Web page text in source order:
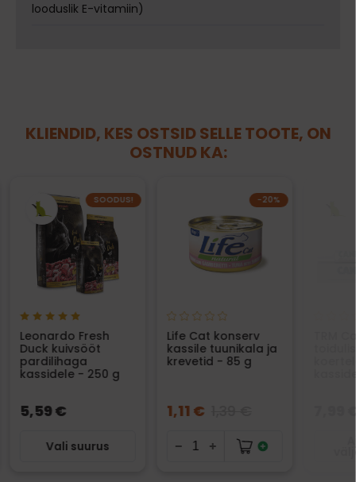
looduslik E-vitamiin)
KLIENDID, KES OSTSID SELLE TOOTE, ON
OSTNUD KA:
SOODUS!
Leonardo Fresh
Duck kuivsööt
pardilihaga
kassidele - 250 g
5,59 €
Vali suurus
−20%
Life Cat konserv
kassile tuunikala ja
krevetid - 85 g
1,11 €